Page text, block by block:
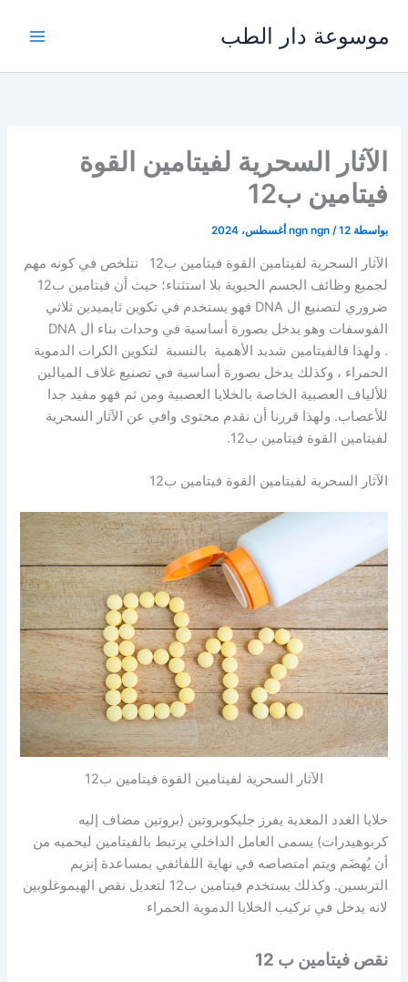
المحتوى
موسوعة دار الطب
الآثار السحرية لفيتامين القوة
فيتامين ب12
بواسطة ngn ngn /12 أغسطس، 2024
الآثار السحرية لفيتامين القوة فيتامين ب12 تتلخص في كونه مهم
لجميع وظائف الجسم الحيوية بلا استثناء؛ حيث أن
فيتامين ب12
ضروري لتصنيع ال DNA فهو
يستخدم في تكوينثايميدين ثلاثي
الفوسفات وهو يدخل بصورة أساسية في وحدات بناء ال DNA
. ولهذا فالفيتامين شديد الأهمية بالنسبة لتكوين الكرات الدموية
الحمراء ، وكذلك يدخل بصورة أساسية في تصنيع غلاف الميالين
للألياف العصبية الخاصة بالخلايا العصبية ومن ثم فهو مفيد جدا
للأعصاب. ولهذا قررنا أن نقدم محتوى وافي عن الآثار السحرية
لفيتامين القوة فيتامين ب12.
الآثار السحرية لفيتامين القوة فيتامين ب12
الآثار السحرية لفيتامين القوة فيتامين ب12
خلايا الغدد المعدية يفرز جليكوبروتين (بروتين مضاف إليه
كربوهيدرات) يسمى العامل الداخلي يرتبط بالفيتامين ليحميه من
أن يُهضَم ويتم امتصاصه في نهاية
اللفائفي بمساعدة إنزيم
التربسين
. وكذلك يستخدم فيتامين ب12 لتعديل نقص الهيموغلوبين
لانه يدخل في تركيب الخلايا الدموية الحمراء
نقص فيتامين ب 12